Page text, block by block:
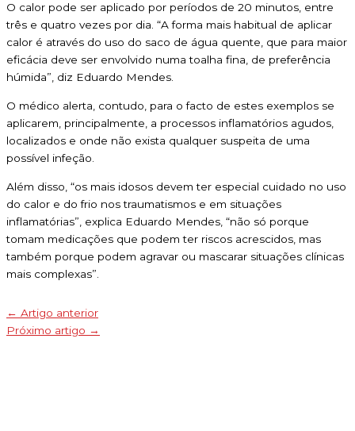
O calor pode ser aplicado por períodos de 20 minutos, entre
três e quatro vezes por dia. “A forma mais habitual de aplicar
calor é através do uso do saco de água quente, que para maior
eficácia deve ser envolvido numa toalha fina, de preferência
húmida”, diz Eduardo Mendes.
O médico alerta, contudo, para o facto de estes exemplos se
aplicarem, principalmente, a processos inflamatórios agudos,
localizados e onde não exista qualquer suspeita de uma
possível infeção.
Além disso, “os mais idosos devem ter especial cuidado no uso
do calor e do frio nos traumatismos e em situações
inflamatórias”, explica Eduardo Mendes, “não só porque
tomam medicações que podem ter riscos acrescidos, mas
também porque podem agravar ou mascarar situações clínicas
mais complexas”.
← Artigo anterior
Próximo artigo →